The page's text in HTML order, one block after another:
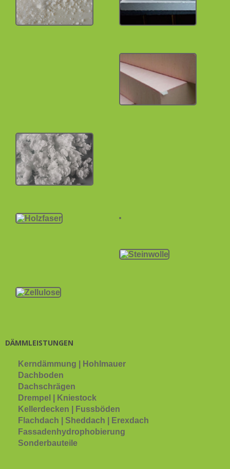
DÄMMLEISTUNGEN
Kerndämmung | Hohlmauer
Dachboden
Dachschrägen
Drempel | Kniestock
Kellerdecken | Fussböden
Flachdach | Sheddach | Erexdach
Fassadenhydrophobierung
Sonderbauteile